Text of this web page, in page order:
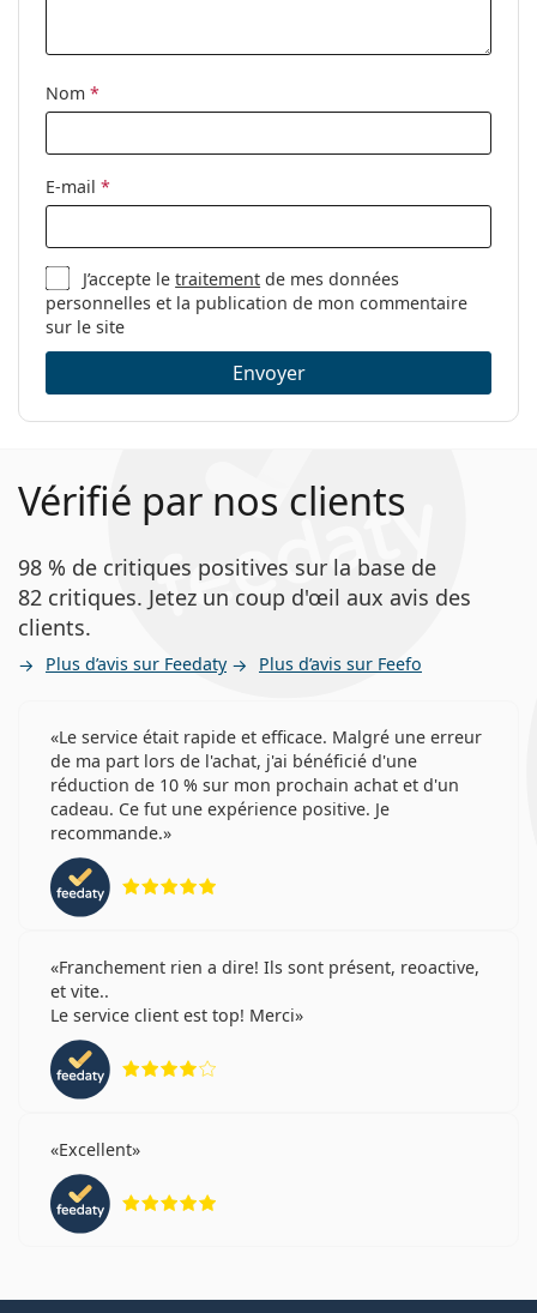
nettoyage:
Oui
Catégorie:
Lunettes de vue
Marque:
Carrera
Code:
8827/V R80 17 57
Nom *
E-mail *
J’accepte letraitement de mes données
personnelles et la publication de mon commentaire
sur le site
Envoyer
Vérifié par nos clients
98 % de critiques positives sur la base de
82 critiques. Jetez un coup d'œil aux avis des
clients.
Plus d’avis sur Feedaty Plus d’avis sur Feefo
Le service était rapide et efficace. Malgré une erreur
de ma part lors de l'achat, j'ai bénéficié d'une
réduction de 10 % sur mon prochain achat et d'un
cadeau. Ce fut une expérience positive. Je
recommande.
Franchement rien a dire! Ils sont présent, reoactive,
et vite..
Le service client est top! Merci
Excellent